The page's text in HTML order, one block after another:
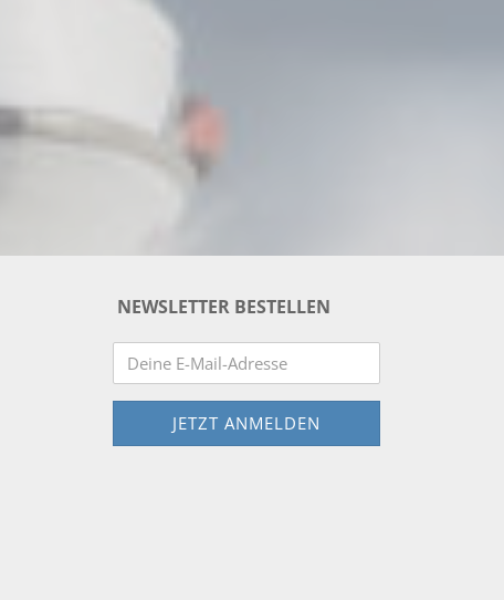
NEWSLETTER BESTELLEN